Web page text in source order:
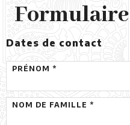
Dates de contact
PRÉNOM *
NOM DE FAMILLE *